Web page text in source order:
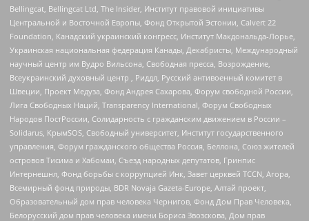
Bellingcat, Bellingcat Ltd, The Insider, Институт правовой инициативы
Центральной и Восточной Европы, Фонд Открытой Эстонии, Calvert 22
Foundation, Канадский украинский конгресс, Институт Макдональда-Лорье,
Украинская национальная федерация Канады, Декабристы, Международный
научный центр им Вудро Вильсона, Свободная пресса, Возрождение,
Всеукраинский духовный центр , Риддл, Русский антивоенный комитет в
Швеции, Проект Медуза, Фонд Андрея Сахарова, Форум свободной России,
Лига Свободных Наций, Transparеncy International, Форум Свободных
Народов ПостРоссии, Солидарность с гражданским движением в России –
Solidarus, КрымSOS, Свободный университет, Институт государственного
управления, Форум гражданского общества Россия, Беллона, Союз жителей
островов Тисима и Хабомаи, Съезд народных депутатов, Гринпис
Интернешнл, Фонд борьбы с коррупцией Инк, Завет церквей TCCN, Агора,
Всемирный фонд природы, BDR Novaja Gazeta-Europe, Алтай проект,
Образовательный дом прав человека Чернигов, Фонд Дом Прав Человека,
Белорусский дом прав человека имени Бориса Звозскова, Дом прав